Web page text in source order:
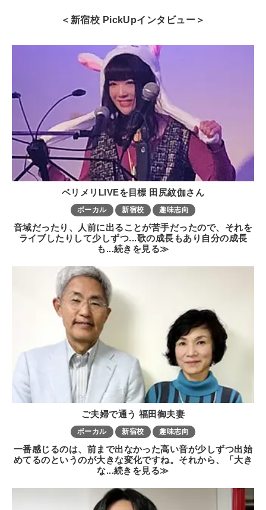
＜新宿校 PickUpインタビュー＞
ベリメリLIVEを目標 田尻紋伽さん
ボーカル 新宿校 趣味志向
音域だったり、人前に出ることが苦手だったので、それを
ライブしたりして少しずつ...歌の成長もあり自分の成長
も...続きを見る≫
ご夫婦で通う 福田御夫妻
ボーカル 新宿校 趣味志向
一番感じるのは、前まで出なかった高い音が少しずつ出始
めてるのというのが大きな変化ですね。それから、「大き
な...続きを見る≫